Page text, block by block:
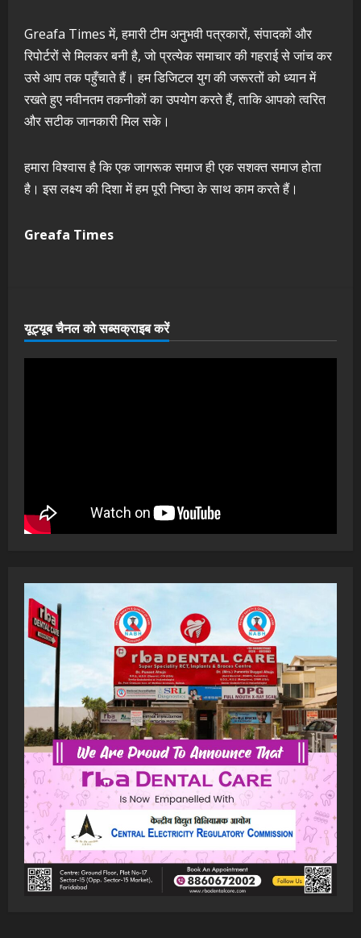
Greafa Times में, हमारी टीम अनुभवी पत्रकारों, संपादकों और
रिपोर्टरों से मिलकर बनी है, जो प्रत्येक समाचार की गहराई से जांच कर
उसे आप तक पहुँचाते हैं। हम डिजिटल युग की जरूरतों को ध्यान में
रखते हुए नवीनतम तकनीकों का उपयोग करते हैं, ताकि आपको त्वरित
और सटीक जानकारी मिल सके।
हमारा विश्वास है कि एक जागरूक समाज ही एक सशक्त समाज होता
है। इस लक्ष्य की दिशा में हम पूरी निष्ठा के साथ काम करते हैं।
Greafa Times
यूट्यूब चैनल को सब्सक्राइब करें